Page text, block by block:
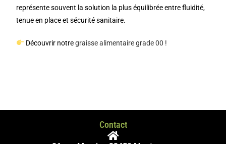
représente souvent la solution la plus équilibrée entre fluidité,
tenue en place et sécurité sanitaire.
Découvrir notregraisse alimentaire grade 00 !
Contact